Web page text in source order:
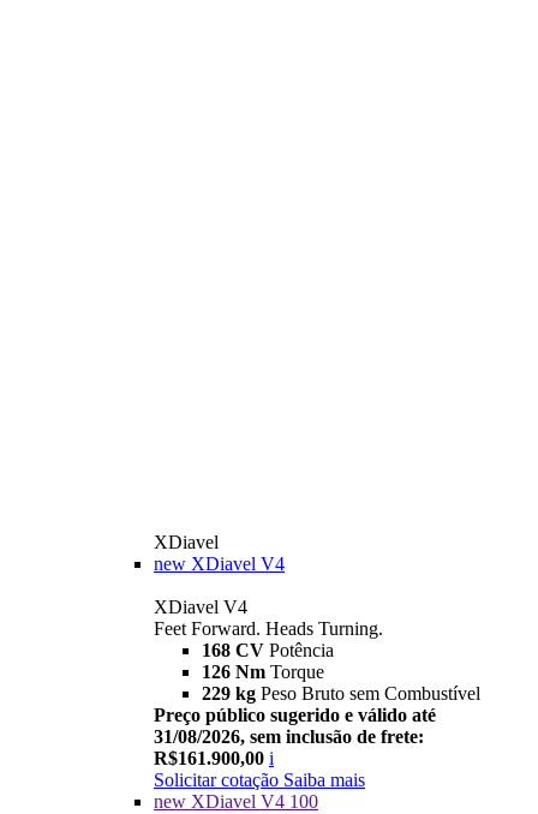
XDiavel
new XDiavel V4
XDiavel V4
Feet Forward. Heads Turning.
168 CV Potência
126 Nm Torque
229 kg Peso Bruto sem Combustível
Preço público sugerido e válido até
31/08/2026, sem inclusão de frete:
R$161.900,00 i
Solicitar cotação Saiba mais
new XDiavel V4 100